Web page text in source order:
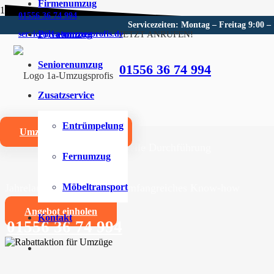
01556 36 74 994
service@1a-umzugsprofis.de
Servicezeiten: Montag – Freitag 9:00 –
JETZT ANRUFEN!
01556 36 74 994
Firmenumzug
Privatumzug
Seniorenumzug
Zusatzservice
Entrümpelung
Fernumzug
Möbeltransport
Kontakt
Umzugskostenrechner
Umzugsunternehmen für
Wir sind Ihr kompetentes Umzugsunternehmen für
Zuverlässige und professionelle Durchführung
Jahrelange Erfahrung und umfangreiches Know-how
Angebot einholen
01556 36 74 994